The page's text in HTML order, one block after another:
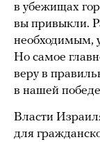
в убежищах
вы привыкли.
необходимым,
Но самое
веру в
в нашей
Власти
для